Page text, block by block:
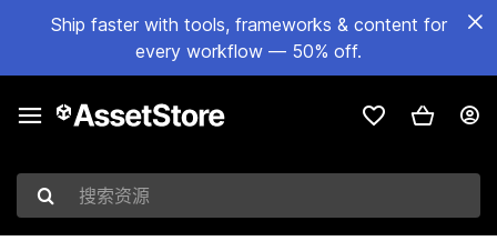
Ship faster with tools, frameworks & content for
every workflow — 50% off.
搜索资源